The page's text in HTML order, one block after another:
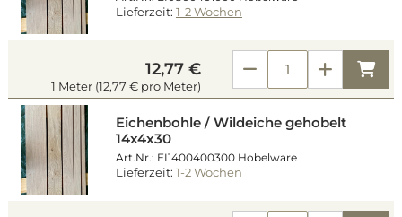
Lieferzeit: 1-2 Wochen
12,77 €
1 Meter (12,77 € pro Meter)
Eichenbohle / Wildeiche gehobelt
14x4x30
Art.Nr.: EI1400400300 Hobelware
Lieferzeit: 1-2 Wochen